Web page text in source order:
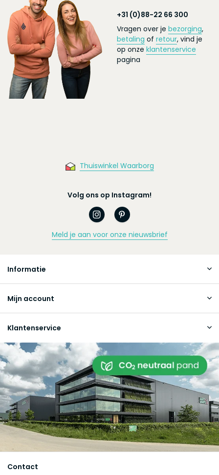
+31 (0)88-22 66 300
Vragen over je bezorging,
betaling of retour, vind je
op onze klantenservice
pagina
Thuiswinkel Waarborg
Volg ons op Instagram!
Meld je aan voor onze nieuwsbrief
Informatie
Mijn account
Klantenservice
Contact